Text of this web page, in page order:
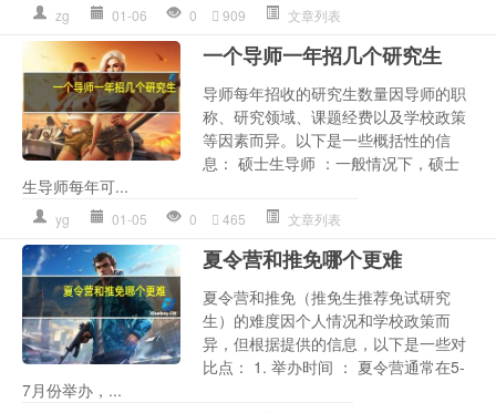
zg 01-06 0 909 文章列表
一个导师一年招几个研究生
导师每年招收的研究生数量因导师的职
称、研究领域、课题经费以及学校政策
等因素而异。以下是一些概括性的信
息： 硕士生导师 ：一般情况下，硕士
生导师每年可...
yg 01-05 0 465 文章列表
夏令营和推免哪个更难
夏令营和推免（推免生推荐免试研究
生）的难度因个人情况和学校政策而
异，但根据提供的信息，以下是一些对
比点： 1. 举办时间 ： 夏令营通常在5-
7月份举办，...